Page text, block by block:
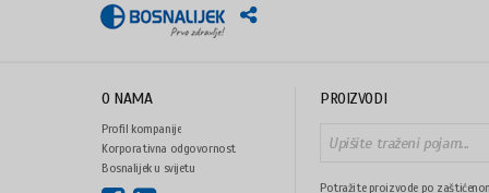
O NAMA
Profil kompanije
Korporativna odgovornost
Bosnalijek u svijetu
PROIZVODI
Potražite proizvode po